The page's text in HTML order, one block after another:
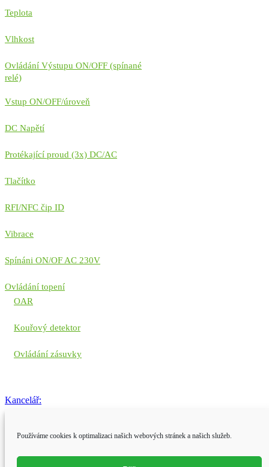
Používáme cookies k optimalizaci našich webových stránek a našich služeb.
Teplota
Vlhkost
Ovládání Výstupu ON/OFF (spínané
relé)
Vstup ON/OFF/úroveň
DC Napětí
Protékající proud (3x) DC/AC
Tlačítko
RFI/NFC čip ID
Vibrace
Spínáni ON/OF AC 230V
Ovládání topení
OAR
Kouřový detektor
Ovládání zásuvky
Kancelář:
Email:team@iotor.eu